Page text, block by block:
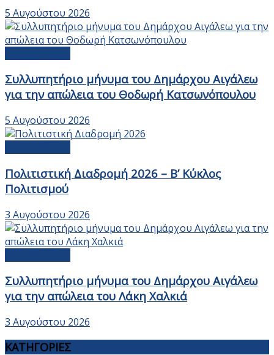
5 Αυγούστου 2026
Συλλυπητήριο μήνυμα του Δημάρχου Αιγάλεω
για την απώλεια του Θοδωρή Κατσωνόπουλου
5 Αυγούστου 2026
Πολιτιστική Διαδρομή 2026 – Β’ Κύκλος
Πολιτισμού
3 Αυγούστου 2026
Συλλυπητήριο μήνυμα του Δημάρχου Αιγάλεω
για την απώλεια του Λάκη Χαλκιά
3 Αυγούστου 2026
ΚΑΤΗΓΟΡΙΕΣ